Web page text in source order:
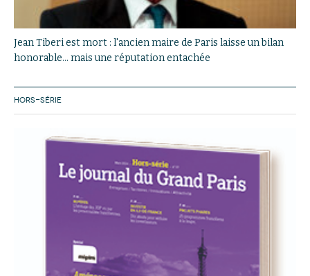
Jean Tiberi est mort : l'ancien maire de Paris laisse un bilan
honorable... mais une réputation entachée
HORS-SÉRIE